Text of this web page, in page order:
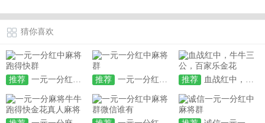
猜你喜欢
推荐 一元一分红中麻将跑得快群 推荐 一元一分红中麻将群 推荐 血战红中，牛牛三公，百家乐金花